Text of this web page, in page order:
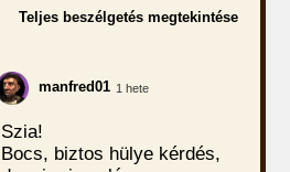
Teljes beszélgetés megtekintése
manfred01 1 hete
Szia!
Bocs, biztos hülye kérdés,